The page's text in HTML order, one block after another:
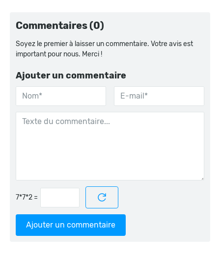
Commentaires (0)
Soyez le premier à laisser un commentaire. Votre avis est
important pour nous. Merci !
Ajouter un commentaire
=
Ajouter un commentaire